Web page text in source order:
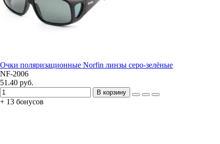
Очки поляризационные Norfin линзы серо-зелёные
NF-2006
51.40 руб.
В корзину
+ 13 бонусов